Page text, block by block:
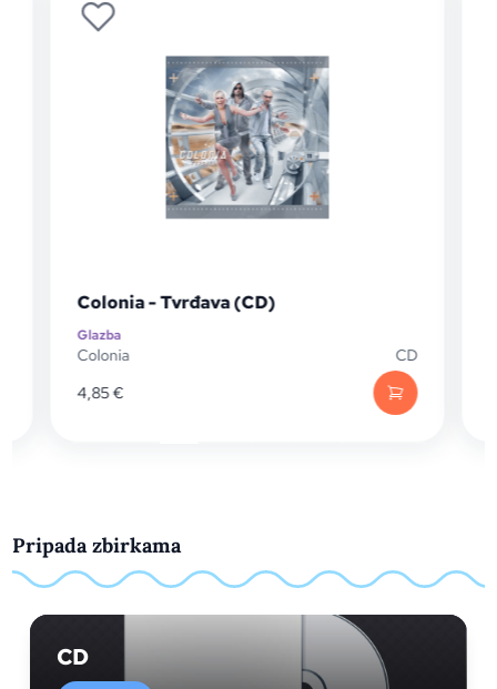
Colonia - Tvrđava (CD)
Glazba
Colonia
CD
4,85€
Pripada zbirkama
CD